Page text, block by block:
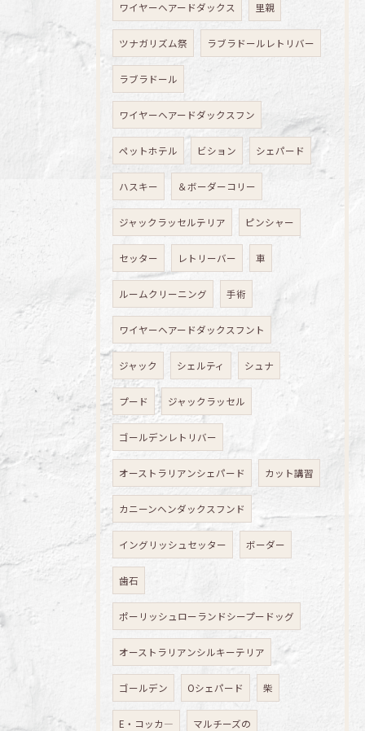
ワイヤーヘアードダックス 里親
ツナガリズム祭 ラブラドールレトリバー
ラブラドール
ワイヤーヘアードダックスフン
ペットホテル ビション シェパード
ハスキー ＆ボーダーコリー
ジャックラッセルテリア ピンシャー
セッター レトリーバー 車
ルームクリーニング 手術
ワイヤーヘアードダックスフント
ジャック シェルティ シュナ
プード ジャックラッセル
ゴールデンレトリバー
オーストラリアンシェパード カット講習
カニーンヘンダックスフンド
イングリッシュセッター ボーダー
歯石
ポーリッシュローランドシープードッグ
オーストラリアンシルキーテリア
ゴールデン Oシェパード 柴
E・コッカ― マルチーズの